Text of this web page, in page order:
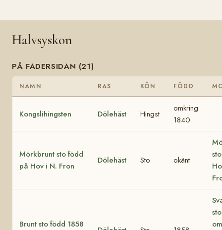
Halvsyskon
PÅ FADERSIDAN (21)
NAMN RAS KÖN FÖDD
Kongslihingsten Dölehäst Hingst
omkring
1840
Mörkbrunt sto född
på Hov i N. Fron
Dölehäst Sto okänt
Brunt sto född 1858